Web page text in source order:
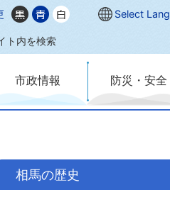
Select
ト内を検索
市政情報 防災・安全
相馬の歴史